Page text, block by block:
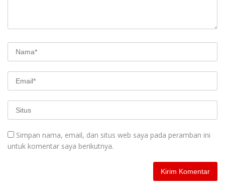
Simpan nama, email, dan situs web saya pada peramban ini
untuk komentar saya berikutnya.